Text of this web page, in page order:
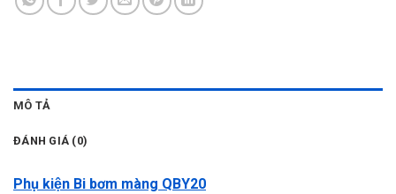
MÔ TẢ
ĐÁNH GIÁ (0)
Phụ kiện Bi bơm màng QBY20